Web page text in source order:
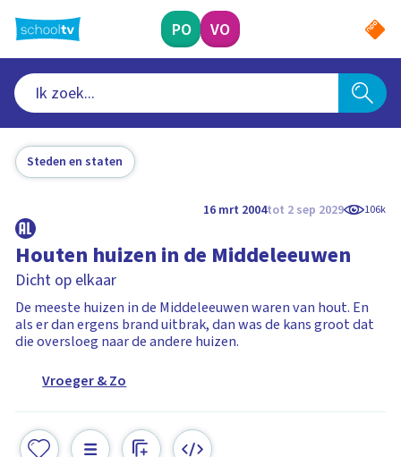
naar
hoofdinhoud
PO VO
Steden en staten
16 mrt 2004tot 2 sep 2029 106k
Houten huizen in de Middeleeuwen
Dicht op elkaar
De meeste huizen in de Middeleeuwen waren van hout. En
als er dan ergens brand uitbrak, dan was de kans groot dat
die oversloeg naar de andere huizen.
Vroeger & Zo